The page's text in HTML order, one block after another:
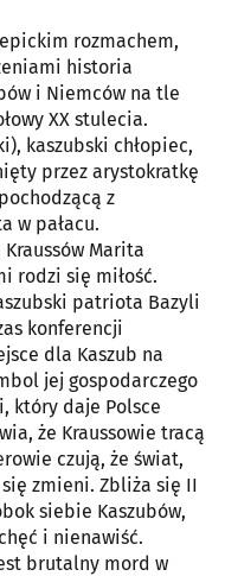
rozmachem,
historia
i Niemców na tle
XX stulecia.
kaszubski chłopiec,
przez arystokratkę
z
w pałacu.
Marita
rodzi się miłość.
patriota Bazyli
konferencji
dla Kaszub na
jej gospodarczego
który daje Polsce
że Kraussowie tracą
czują, że świat,
zmieni. Zbliża się II
siebie Kaszubów,
i nienawiść.
brutalny mord w